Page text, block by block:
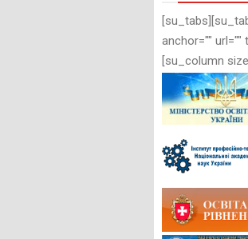
anchor="" url=""
[su_column